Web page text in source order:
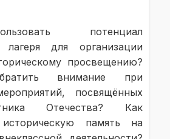
потенциал
лагеря для организации
просвещению?
внимание при
посвящённых
Отечества? Как
память на